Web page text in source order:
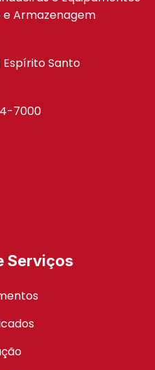
Armazenagem
Espírito Santo
7000
Serviços